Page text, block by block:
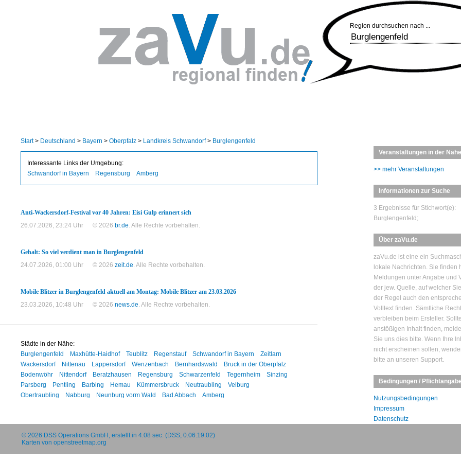
Start> Deutschland > Bayern > Oberpfalz > Landkreis Schwandorf> Burglengenfeld
Interessante Links der Umgebung:
Schwandorf in Bayern
Regensburg Amberg
Anti-Wackersdorf-Festival vor 40 Jahren: Eisi Gulp erinnert sich
26.07.2026, 23:24 Uhr
© 2026 br.de. Alle Rechte vorbehalten.
Gehalt: So viel verdient man in Burglengenfeld
24.07.2026, 01:00 Uhr
© 2026 zeit.de. Alle Rechte vorbehalten.
Mobile Blitzer in Burglengenfeld aktuell am Montag: Mobile Blitzer am 23.03.2026
23.03.2026, 10:48 Uhr
© 2026 news.de. Alle Rechte vorbehalten.
Städte in der Nähe:
Burglengenfeld
Maxhütte-Haidhof Teublitz Regenstauf Schwandorf in Bayern
Zeitlarn
Wackersdorf
Nittenau Lappersdorf Wenzenbach Bernhardswald
Bruck in der Oberpfalz
Bodenwöhr
Nittendorf Beratzhausen Regensburg Schwarzenfeld Tegernheim
Sinzing
Parsberg
Pentling Barbing Hemau Kümmersbruck Neutraubling
Velburg
Obertraubling
Nabburg Neunburg vorm Wald Bad Abbach Amberg
Region durchsuchen nach ...
Veranstaltungen in der Nähe
>> mehr Veranstaltungen
Informationen zur Suche
3 Ergebnisse für Stichwort(e):
Burglengenfeld;
Über zaVu.de
zaVu.de ist eine ein
lokale Nachrichten. Sie finden
Meldungen unter Angabe und
der jew. Quelle, auf welcher
der Regel auch den
Volltext finden. Sämtliche
verbleiben beim Ersteller.
anstößigen Inhalt finden,
Sie uns dies bitte. Wenn Ihre
nicht erscheinen sollen,
bitte an unseren Support.
Bedingungen /
Nutzungsbedingungen
Impressum
Datenschutz
© 2026 DSS Operations GmbH , erstellt in 4.08 sec. (DSS, 0.06.19.02)
Karten von openstreetmap.org